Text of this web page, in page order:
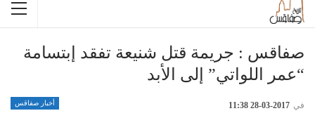
صفاقس : جريمة قتل شنيعة تفقد إبتسامة
“عمر اللواتي” إلى الأبد
أخبار صفاقس في 2017-03-28 11:38